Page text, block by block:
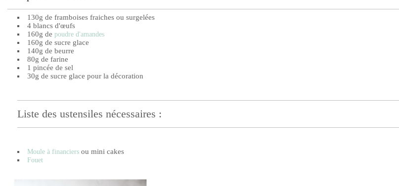
130g de framboises fraiches ou surgelées
4 blancs d'œufs
160g de poudre d'amandes
160g de sucre glace
140g de beurre
80g de farine
1 pincée de sel
30g de sucre glace pour la décoration
Liste des ustensiles nécessaires :
Moule à financiers ou mini cakes
Fouet